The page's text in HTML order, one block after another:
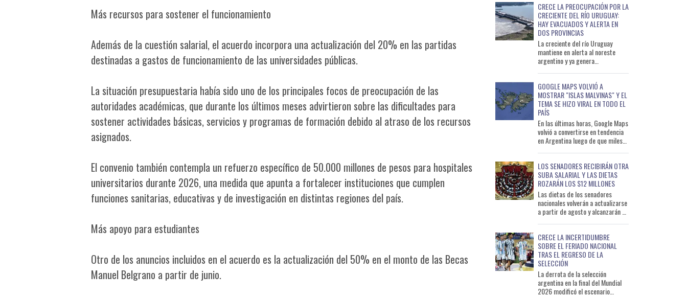
Más recursos para sostener el funcionamiento
Además de la cuestión salarial, el acuerdo incorpora una actualización del 20% en las partidas
destinadas a gastos de funcionamiento de las universidades públicas.
La situación presupuestaria había sido uno de los principales focos de preocupación de las
autoridades académicas, que durante los últimos meses advirtieron sobre las dificultades para
sostener actividades básicas, servicios y programas de formación debido al atraso de los recursos
asignados.
El convenio también contempla un refuerzo específico de 50.000 millones de pesos para hospitales
universitarios durante 2026, una medida que apunta a fortalecer instituciones que cumplen
funciones sanitarias, educativas y de investigación en distintas regiones del país.
Más apoyo para estudiantes
Otro de los anuncios incluidos en el acuerdo es la actualización del 50% en el monto de las Becas
Manuel Belgrano a partir de junio.
CRECE LA PREOCUPACIÓN POR LA
CRECIENTE DEL RÍO URUGUAY:
HAY EVACUADOS Y ALERTA EN
DOS PROVINCIAS
La creciente del río Uruguay
mantiene en alerta al noreste
argentino y ya genera
compuerta
GOOGLE MAPS VOLVIÓ A
MOSTRAR "ISLAS MALVINAS" Y EL
TEMA SE HIZO VIRAL EN TODO EL
PAÍS
En las últimas horas, Google Maps
volvió a convertirse en tendencia
en Argentina luego de que miles
LOS SENADORES RECIBIRÁN OTRA
SUBA SALARIAL Y LAS DIETAS
ROZARÁN LOS $12 MILLONES
Las dietas de los senadores
nacionales volverán a actualizarse
a partir de agosto y alcanzarán un
CRECE LA INCERTIDUMBRE
SOBRE EL FERIADO NACIONAL
TRAS EL REGRESO DE LA
SELECCIÓN
La derrota de la selección
argentina en la final del Mundial
2026 modificó el escenario